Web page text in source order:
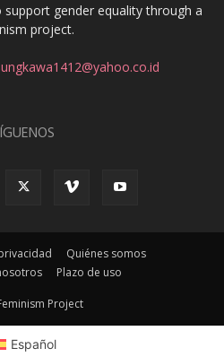
gender equality through a
project.
Quiénes somos
Plazo de uso
Project
Español